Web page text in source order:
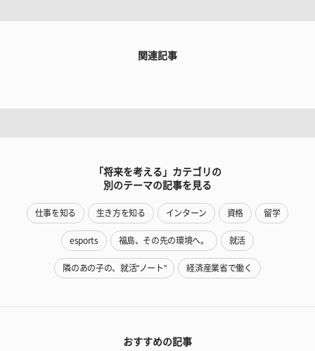
関連記事
「将来を考える」カテゴリの
別のテーマの記事を見る
仕事を知る 生き方を知る インターン 資格 留学
esports 福島、その先の環境へ。 就活
隣のあの子の、就活"ノート" 経済産業省で働く
おすすめの記事